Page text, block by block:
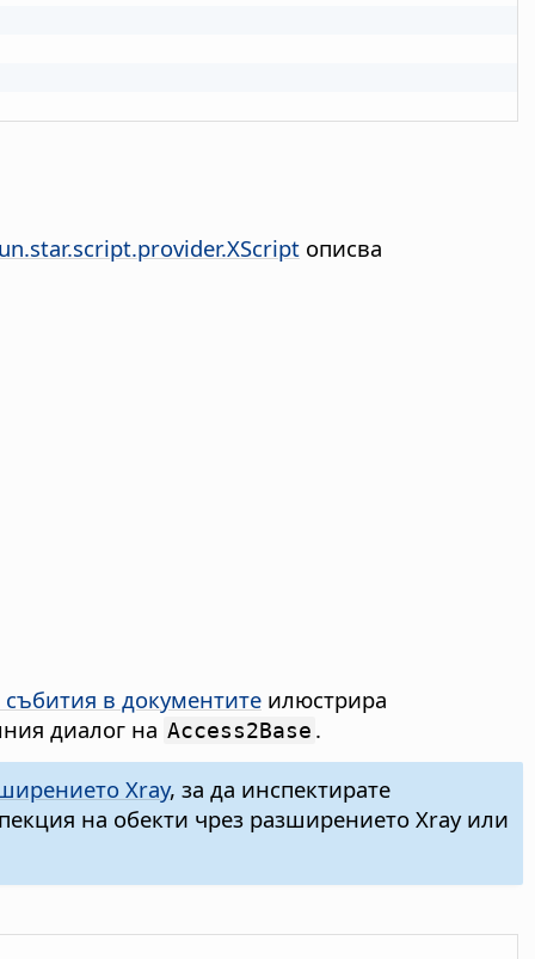
описва
в документите илюстрира
диалог на Access2Base .
Xray, за да инспектирате
на обекти чрез разширението Xray или